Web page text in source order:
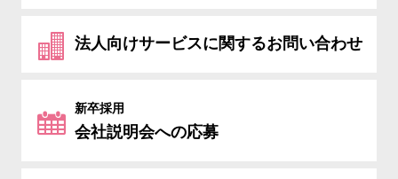
法人向けサービスに関するお問い合わせ
新卒採用
会社説明会への応募